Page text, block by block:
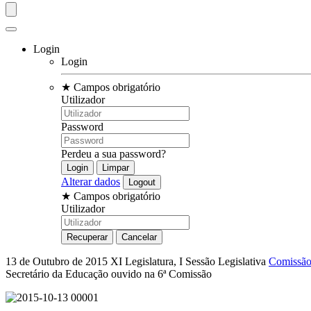
Login
Login
★ Campos obrigatório
Utilizador
Password
Perdeu a sua password?
Alterar dados
★ Campos obrigatório
Utilizador
13 de Outubro de 2015 XI Legislatura, I Sessão Legislativa
Secretário da Educação ouvido na 6ª Comissão